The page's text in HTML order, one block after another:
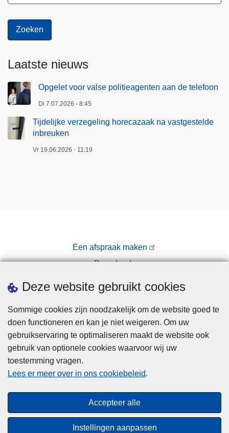
Deze website gebruikt cookies
Sommige cookies zijn noodzakelijk om de website goed te
doen functioneren en kan je niet weigeren. Om uw
gebruikservaring te optimaliseren maakt de website ook
gebruik van optionele cookies waarvoor wij uw
toestemming vragen.
Lees er meer over in ons cookiebeleid.
Accepteer alle
Instellingen aanpassen
Laatste nieuws
Opgelet voor valse politieagenten aan de telefoon
Di 7.07.2026 - 8:45
Tijdelijke verzegeling horecazaak na vastgestelde
inbreuken
Vr 19.06.2026 - 11:19
Een afspraak maken
Downloads
Privacy
Cookies
Toegankelijkheid